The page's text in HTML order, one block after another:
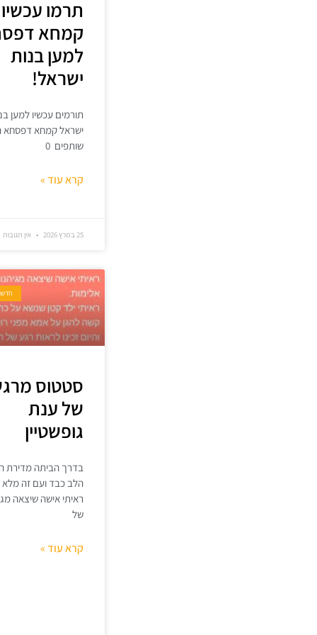
תרמו עכשיו
קמחא
למען בנות
ישראל!
תורמים עכשיו למען
ישראל קמחא דפסחא
שותפים 0
קרא עוד »
25 במרץ 2026 אין תגובות
סטטוס
של ענת
גופשטיין
בדרך הביתה מדירת
הלב כבד ועם זה מלא
ראיתי אישה שיצאה
של
קרא עוד »